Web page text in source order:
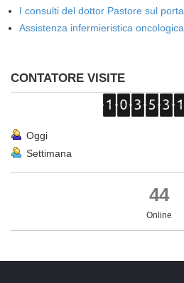
I consulti del dottor Pastore sul
Assistenza infermieristica
CONTATORE VISITE
Oggi
Settimana
44
Online